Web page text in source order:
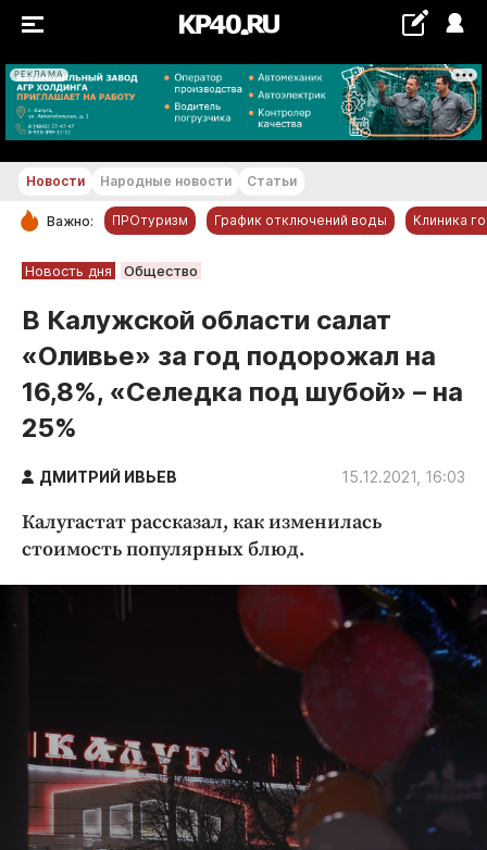
РЕКЛАМА
+23...+24 °С
РУБРИКИ
Новости компаний
Статьи
Народные новости
Авто и транспорт
Благоустройство
Культура
Недвижимость и ЖКХ
Происшествия
Спорт
Экономика и бизнес
ПРОЕКТЫ
Новости Народные новости Статьи
Важно: ПРОтуризм График отключений воды Клиника
Новость дня Общество
В Калужской области салат
«Оливье» за год подорожал на
16,8%, «Селедка под шубой» – на
25%
ДМИТРИЙ ИВЬЕВ 15.12.2021, 16:03
Калугастат рассказал, как изменилась
стоимость популярных блюд.